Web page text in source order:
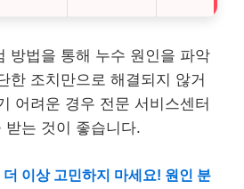
방법을 통해 누수 원인을 파악
한 조치만으로 해결되지 않거
어려운 경우 전문 서비스센터
받는 것이 좋습니다.
이상 고민하지 마세요! 원인 분